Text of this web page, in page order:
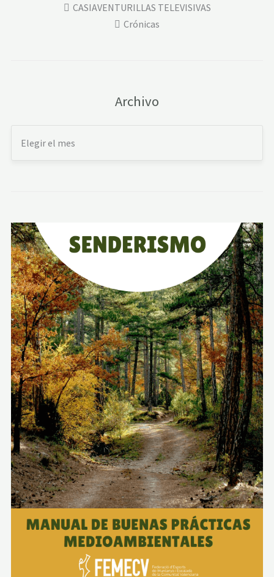
CASIAVENTURILLAS TELEVISIVAS
Crónicas
Archivo